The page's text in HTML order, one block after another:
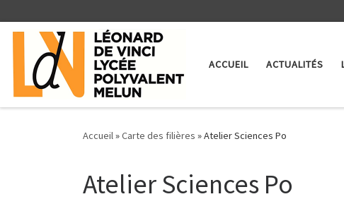
Skip to content
ACCUEIL ACTUALITÉS
Accueil»Carte des filières »Atelier Sciences Po
Atelier Sciences Po